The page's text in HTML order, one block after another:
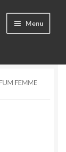
Menu
FEMME